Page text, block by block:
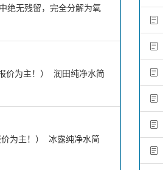
绝无残留，完全分解为氧
价为主！） 润田纯净水简
为主！） 冰露纯净水简